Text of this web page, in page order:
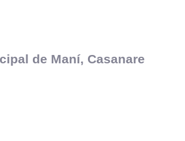
de Maní, Casanare